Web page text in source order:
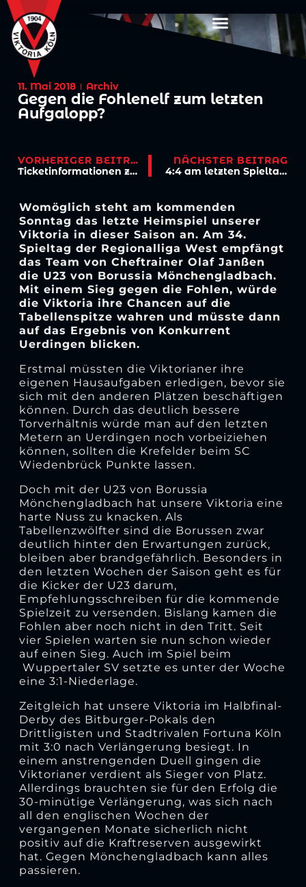
11. Mai 2018 Archiv
Gegen die Fohlenelf zum letzten
Aufgalopp?
VORHERIGER BEITRAG
Ticketinformationen zum Bitburger-Pokalfinale
NÄCHSTER BEITRAG
4:4 am letzten Spieltag – Es hat nicht gereicht
Womöglich steht am kommenden
Sonntag das letzte Heimspiel unserer
Viktoria in dieser Saison an. Am 34.
Spieltag der Regionalliga West empfängt
das Team von Cheftrainer Olaf Janßen
die U23 von Borussia Mönchengladbach.
Mit einem Sieg gegen die Fohlen, würde
die Viktoria ihre Chancen auf die
Tabellenspitze wahren und müsste dann
auf das Ergebnis von Konkurrent
Uerdingen blicken.
Erstmal müssten die Viktorianer ihre
eigenen Hausaufgaben erledigen, bevor sie
sich mit den anderen Plätzen beschäftigen
können. Durch das deutlich bessere
Torverhältnis würde man auf den letzten
Metern an Uerdingen noch vorbeiziehen
können, sollten die Krefelder beim SC
Wiedenbrück Punkte lassen.
Doch mit der U23 von Borussia
Mönchengladbach hat unsere Viktoria eine
harte Nuss zu knacken. Als
Tabellenzwölfter sind die Borussen zwar
deutlich hinter den Erwartungen zurück,
bleiben aber brandgefährlich. Besonders in
den letzten Wochen der Saison geht es für
die Kicker der U23 darum,
Empfehlungsschreiben für die kommende
Spielzeit zu versenden. Bislang kamen die
Fohlen aber noch nicht in den Tritt. Seit
vier Spielen warten sie nun schon wieder
auf einen Sieg. Auch im Spiel beim
Wuppertaler SV setzte es unter der Woche
eine 3:1-Niederlage.
Zeitgleich hat unsere Viktoria im Halbfinal-
Derby des Bitburger-Pokals den
Drittligisten und Stadtrivalen Fortuna Köln
mit 3:0 nach Verlängerung besiegt. In
einem anstrengenden Duell gingen die
Viktorianer verdient als Sieger von Platz.
Allerdings brauchten sie für den Erfolg die
30-minütige Verlängerung, was sich nach
all den englischen Wochen der
vergangenen Monate sicherlich nicht
positiv auf die Kraftreserven ausgewirkt
hat. Gegen Mönchengladbach kann alles
passieren.